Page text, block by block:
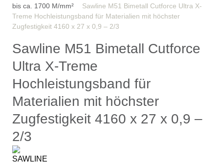
bis ca. 1700 M/mm²
Sawline M51 Bimetall Cutforce Ultra X-
Treme Hochleistungsband für Materialien mit höchster
Zugfestigkeit 4160 x 27 x 0,9 – 2/3
Sawline M51 Bimetall Cutforce
Ultra X-Treme
Hochleistungsband für
Materialien mit höchster
Zugfestigkeit 4160 x 27 x 0,9 –
2/3